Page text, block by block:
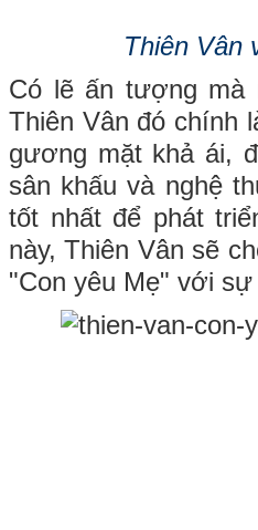
Thiên Vân
Có lẽ ấn tượng mà
Thiên Vân đó chính
gương mặt khả ái,
sân khấu và nghệ
tốt nhất để phát
này, Thiên Vân sẽ
"Con yêu Mẹ" với